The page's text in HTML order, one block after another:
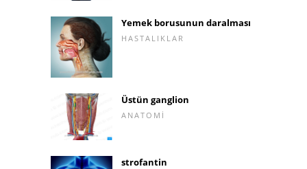
Yemek borusunun daralması
HASTALIKLAR
Üstün ganglion
ANATOMI
strofantin